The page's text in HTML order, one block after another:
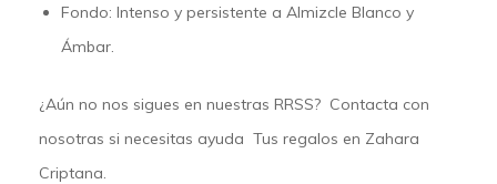
Fondo: Intenso y persistente a Almizcle Blanco y
Ámbar.
¿Aún no nos sigues en nuestras RRSS? Contacta con
nosotras si necesitas ayuda Tus regalos en Zahara
Criptana.